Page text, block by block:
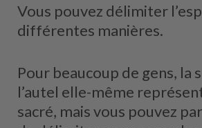
Vous pouvez délimiter
différentes manières.
Pour beaucoup de gens, la
l’autel elle-même
sacré, mais vous pouvez